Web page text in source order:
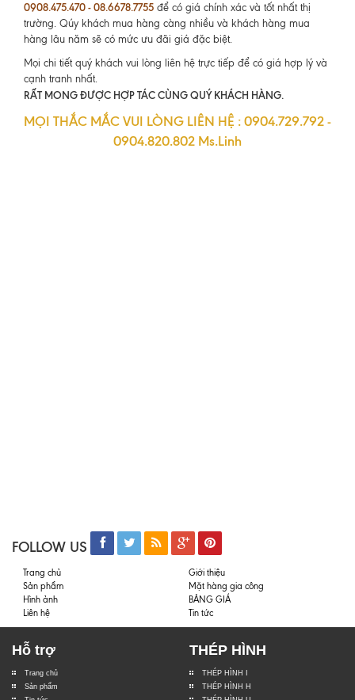
0908.475.470 - 08.6678.7755 để có giá chính xác và tốt nhất thị
trường. Qúy khách mua hàng càng nhiều và khách hàng mua
hàng lâu năm sẽ có mức ưu đãi giá đặc biệt.
Mọi chi tiết quý khách vui lòng liên hệ trực tiếp để có giá hợp lý và
cạnh tranh nhất.
RẤT MONG ĐƯỢC HỢP TÁC CÙNG QUÝ KHÁCH HÀNG.
MỌI THẮC MẮC VUI LÒNG LIÊN HỆ : 0904.729.792 -
0904.820.802 Ms.Linh
FOLLOW US
Trang chủ
Giới thiệu
Sản phẩm
Mặt hàng gia công
Hình ảnh
BẢNG GIÁ
Liên hệ
Tin tức
Hỗ trợ
Trang chủ
Sản phẩm
THÉP HÌNH
THÉP HÌNH I
THÉP HÌNH H